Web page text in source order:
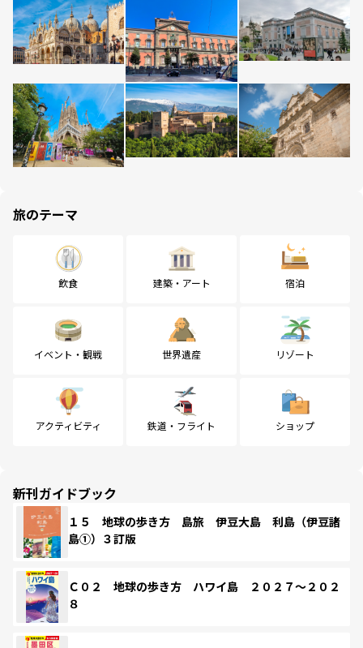
旅のテーマ
飲食 建築・アート 宿泊
イベント・観戦 世界遺産 リゾート
アクティビティ 鉄道・フライト ショップ
新刊ガイドブック
１５ 地球の歩き方 島旅 伊豆大島 利島（伊豆諸
島①）３訂版
Ｃ０２ 地球の歩き方 ハワイ島 ２０２７～２０２
８